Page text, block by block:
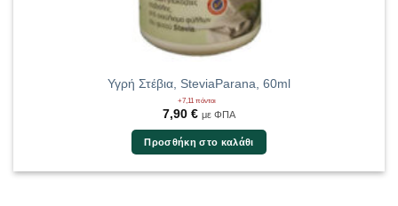
Υγρή Στέβια, SteviaParana, 60ml
+7,11 πόντοι
7,90 € με ΦΠΑ
Προσθήκη στο καλάθι